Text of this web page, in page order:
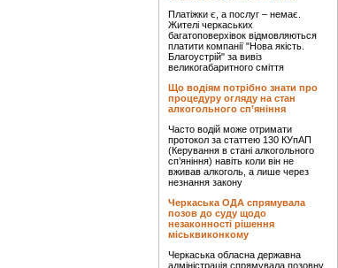
Платіжки є, а послуг – немає.
Жителі черкаських
багатоповерхівок відмовляються
платити компанії "Нова якість.
Благоустрій" за вивіз
великогабаритного сміття
Що водіям потрібно знати про
процедуру огляду на стан
алкогольного сп’яніння
Часто водій може отримати
протокол за статтею 130 КУпАП
(Керування в стані алкогольного
сп’яніння) навіть коли він не
вживав алкоголь, а лише через
незнання закону
Черкаська ОДА спрямувала
позов до суду щодо
незаконності рішення
міськвиконкому
Черкаська обласна державна
адміністрація спрямувала позовну